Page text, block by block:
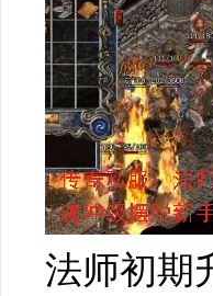
法师初期